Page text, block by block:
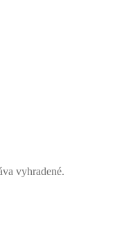
vyhradené.